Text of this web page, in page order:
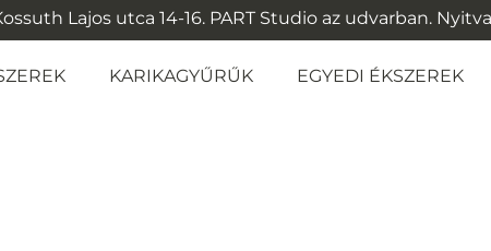
Lajos utca 14-16. PART Studio az udvarban. Nyitva:
KARIKAGYŰRŰK EGYEDI ÉKSZEREK